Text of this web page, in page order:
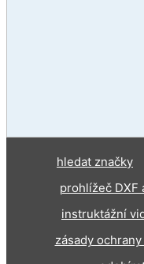
hledat značky
prohlížeč DXF
instruktážní
zásady